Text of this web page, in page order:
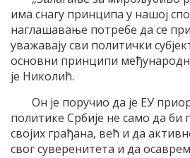
има снагу принципа у нашој
наглашавање потребе да се
уважавају сви политички
основни принципи
је Николић.
Он је поручио да је ЕУ
политике Србије не само да би
својих грађана, већ и да
свог суверенитета и да